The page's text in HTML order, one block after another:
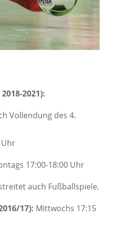
2021):
Vollendung des 4.
Uhr
17:00-18:00 Uhr
auch Fußballspiele.
17): Mittwochs 17:15